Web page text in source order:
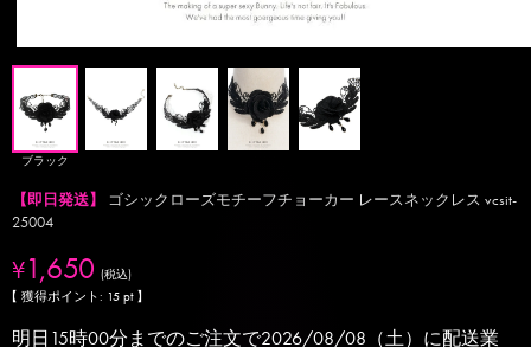
ブラック
【即日発送】
ゴシックローズモチーフチョーカー レースネックレス vcsit-
25004
¥1,650 税込
【 獲得ポイント: 15 pt 】
明日15時00分までのご注文で2026/08/08（土） に配送業